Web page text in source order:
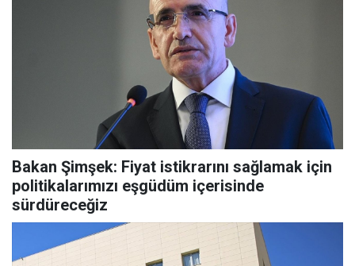
Bakan Şimşek: Fiyat istikrarını sağlamak için
politikalarımızı eşgüdüm içerisinde
sürdüreceğiz